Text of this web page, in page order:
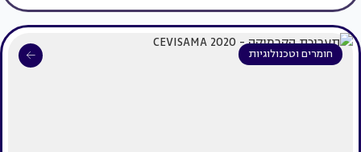
חומרים וטכנולוגיות